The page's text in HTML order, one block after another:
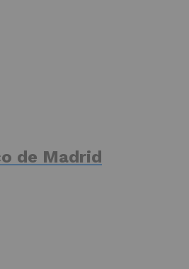
de Madrid